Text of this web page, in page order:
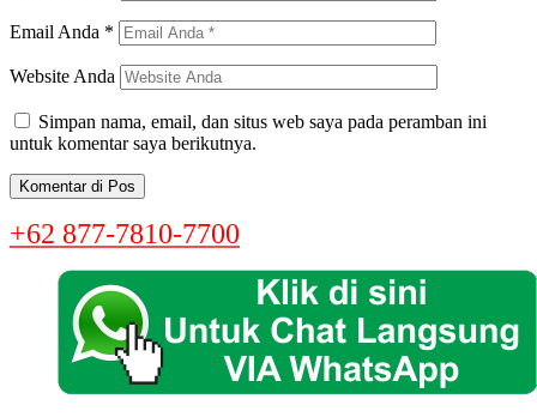
Email Anda *
Website Anda
Simpan nama, email, dan situs web saya pada peramban ini
untuk komentar saya berikutnya.
+62 877-7810-7700